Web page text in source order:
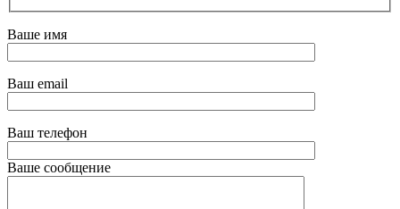
Ваше имя
Ваш email
Ваш телефон
Ваше сообщение